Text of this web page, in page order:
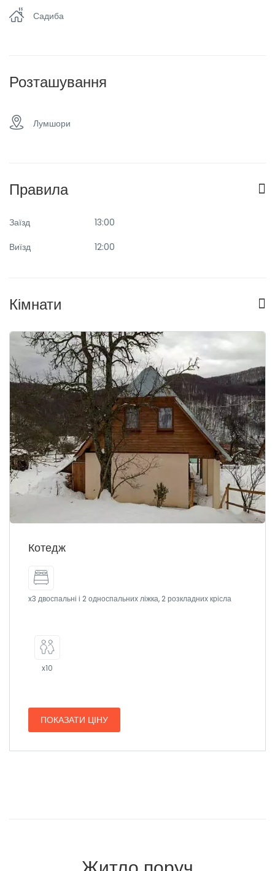
Садиба
Розташування
Лумшори
Правила
Заїзд
13:00
Виїзд
12:00
Кімнати
Котедж
x3 двоспальні і 2 односпальних ліжка, 2 розкладних крісла
x10
ПОКАЗАТИ ЦІНУ